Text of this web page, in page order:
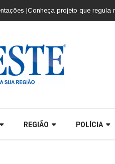
|Conheça projeto que regula
REGIÃO POLÍCIA